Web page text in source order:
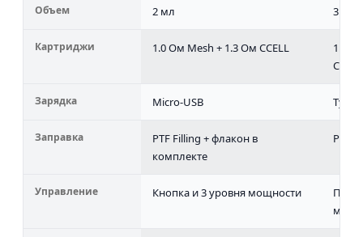
Объем 2 мл 3 мл
Картриджи 1.0 Ом Mesh + 1.3 Ом CCELL
1.0
CCELL
Зарядка Micro-USB Type-
Заправка
PTF Filling + флакон в
комплекте
PTF
Управление Кнопка и 3 уровня мощности